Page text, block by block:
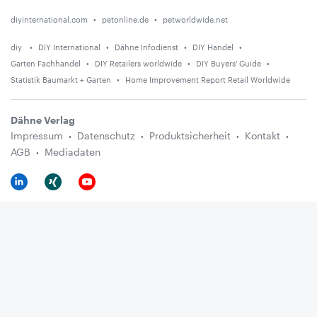
diyinternational.com petonline.de petworldwide.net
diy DIY International Dähne Infodienst
DIY Handel
Garten Fachhandel
DIY Retailers worldwide
DIY Buyers' Guide
Statistik Baumarkt + Garten
Home Improvement Report Retail Worldwide
Dähne Verlag
Impressum
Datenschutz Produktsicherheit
Kontakt
AGB
Mediadaten